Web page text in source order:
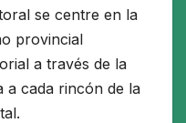
se centre en la
provincial
a través de la
a cada rincón de la